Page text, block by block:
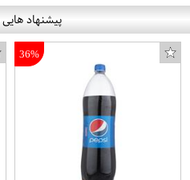
پیشنهاد
36%